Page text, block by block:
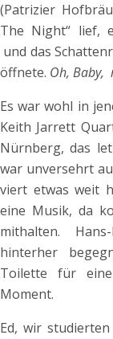
(Patrizier
The Night“ lief,
und das
öffnete. Oh, Baby,
Es war wohl in
Keith Jarrett
Nürnberg, das
war unversehrt
viert etwas weit
eine Musik, da
mithalten.
hinterher
Toilette für
Moment.
Ed, wir